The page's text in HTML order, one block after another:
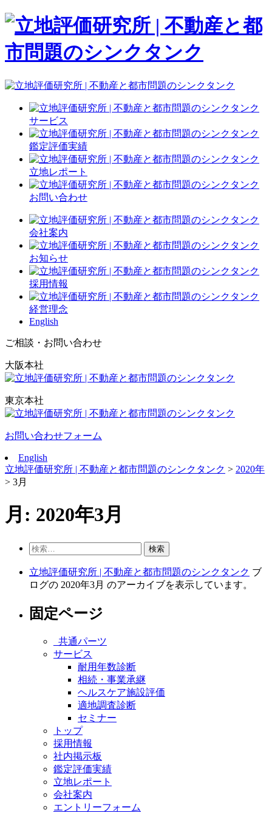
サービス
鑑定評価実績
立地レポート
お問い合わせ
会社案内
お知らせ
採用情報
経営理念
English
ご相談・お問い合わせ
大阪本社
東京本社
お問い合わせフォーム
English
立地評価研究所 | 不動産と都市問題のシンクタンク > 2020年
> 3月
月: 2020年3月
検
立地評価研究所 | 不動産と都市問題のシンクタンク ブ
ログの 2020年3月 のアーカイブを表示しています。
固定ページ
_共通パーツ
サービス
耐用年数診断
相続・事業承継
ヘルスケア施設評価
適地調査診断
セミナー
トップ
採用情報
社内掲示板
鑑定評価実績
立地レポート
会社案内
エントリーフォーム